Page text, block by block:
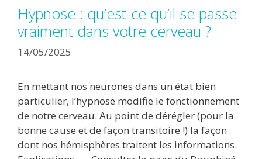
Hypnose : qu’est-ce qu’il se passe
vraiment dans votre cerveau ?
14/05/2025
En mettant nos neurones dans un état bien
particulier, l’hypnose modifie le fonctionnement
de notre cerveau. Au point de dérégler (pour la
bonne cause et de façon transitoire !) la façon
dont nos hémisphères traitent les informations.